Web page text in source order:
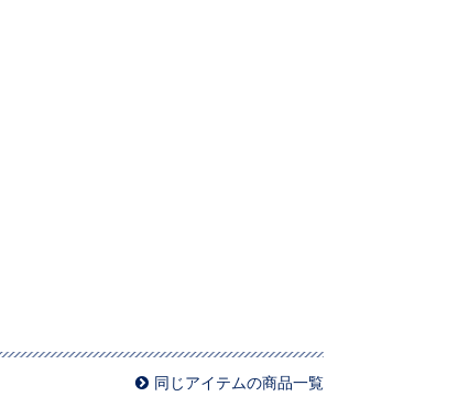
同じアイテムの商品一覧